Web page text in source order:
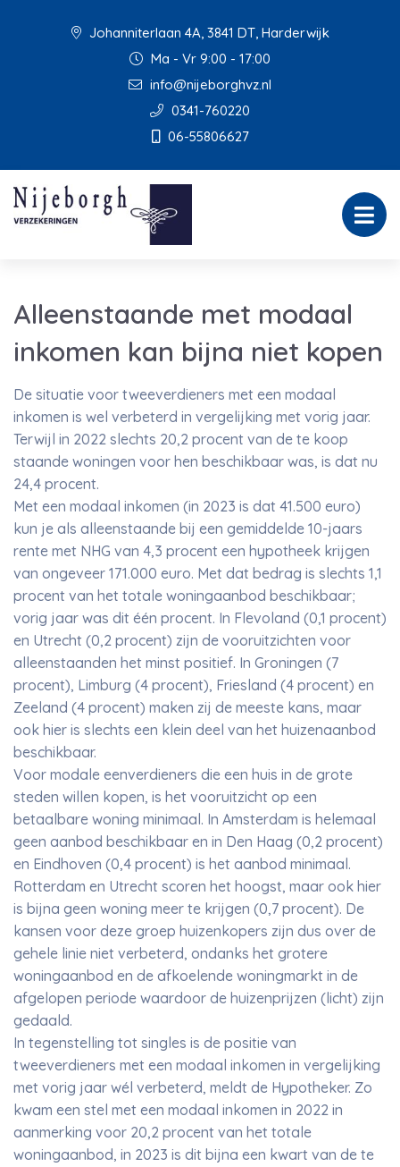
Johanniterlaan 4A, 3841 DT, Harderwijk
Ma - Vr 9:00 - 17:00
info@nijeborghvz.nl
0341-760220
06-55806627
Alleenstaande met modaal
inkomen kan bijna niet kopen
De situatie voor tweeverdieners met een modaal
inkomen is wel verbeterd in vergelijking met vorig jaar.
Terwijl in 2022 slechts 20,2 procent van de te koop
staande woningen voor hen beschikbaar was, is dat nu
24,4 procent.
Met een modaal inkomen (in 2023 is dat 41.500 euro)
kun je als alleenstaande bij een gemiddelde 10-jaars
rente met NHG van 4,3 procent een hypotheek krijgen
van ongeveer 171.000 euro. Met dat bedrag is slechts 1,1
procent van het totale woningaanbod beschikbaar;
vorig jaar was dit één procent. In Flevoland (0,1 procent)
en Utrecht (0,2 procent) zijn de vooruitzichten voor
alleenstaanden het minst positief. In Groningen (7
procent), Limburg (4 procent), Friesland (4 procent) en
Zeeland (4 procent) maken zij de meeste kans, maar
ook hier is slechts een klein deel van het huizenaanbod
beschikbaar.
Voor modale eenverdieners die een huis in de grote
steden willen kopen, is het vooruitzicht op een
betaalbare woning minimaal. In Amsterdam is helemaal
geen aanbod beschikbaar en in Den Haag (0,2 procent)
en Eindhoven (0,4 procent) is het aanbod minimaal.
Rotterdam en Utrecht scoren het hoogst, maar ook hier
is bijna geen woning meer te krijgen (0,7 procent). De
kansen voor deze groep huizenkopers zijn dus over de
gehele linie niet verbeterd, ondanks het grotere
woningaanbod en de afkoelende woningmarkt in de
afgelopen periode waardoor de huizenprijzen (licht) zijn
gedaald.
In tegenstelling tot singles is de positie van
tweeverdieners met een modaal inkomen in vergelijking
met vorig jaar wél verbeterd, meldt de Hypotheker. Zo
kwam een stel met een modaal inkomen in 2022 in
aanmerking voor 20,2 procent van het totale
woningaanbod, in 2023 is dit bijna een kwart van de te